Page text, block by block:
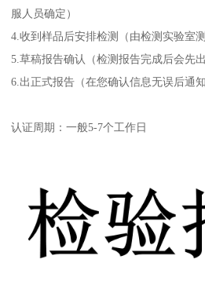
服人员确定）
4.收到样品后安排检测（由检测实验室
5.草稿报告确认（检测报告完成后会先
6.出正式报告（在您确认信息无误后通
认证周期：一般5-7个工作日